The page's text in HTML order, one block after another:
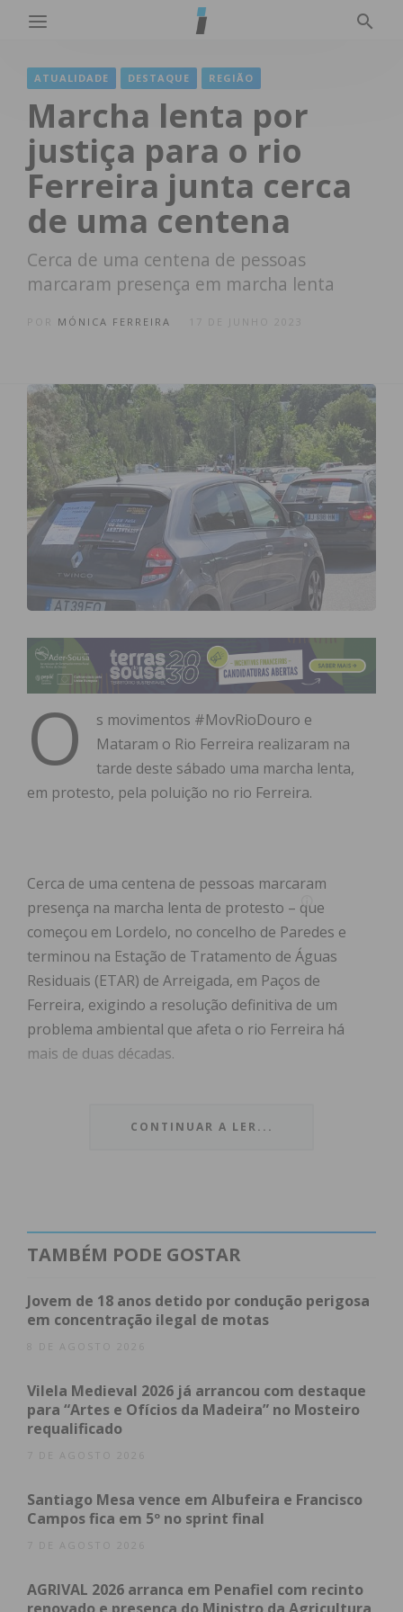
ATUALIDADE DESTAQUE REGIÃO
Marcha lenta por
justiça para o rio
Ferreira junta cerca
de uma centena
Cerca de uma centena de pessoas
marcaram presença em marcha lenta
MÓNICA FERREIRA 17 DE JUNHO 2023
O
s movimentos #MovRioDouro e
Mataram o Rio Ferreira realizaram na
tarde deste sábado uma marcha lenta,
em protesto, pela poluição no rio Ferreira.
Cerca de uma centena de pessoas marcaram
presença na marcha lenta de protesto – que
começou em Lordelo, no concelho de Paredes e
terminou na Estação de Tratamento de Águas
Residuais (ETAR) de Arreigada, em Paços de
Ferreira, exigindo a resolução definitiva de um
problema ambiental que afeta o rio Ferreira há
mais de duas décadas.
anos a mais a sofrer com esta situação que é
O problema arrasta-se há anos e segundo Nadine
Gonçalves, “as descargas na ETAR, neste momento,
são contínuas, temos o esgoto diariamente a ser
enviado para o rio sem tratamento. E por isso
neste rio não há vida”, garantiu, pedindo
equipamento que, após ter sido alvo de
requalificação, reduziu para metade a sua
capacidade de tratamento, estando atualmente a
tratamento”, lamentou.
Paços de Ferreira e da Agência Portuguesa do
Ambiente, Nadine Gonçalves espera que com a
CONTINUAR A LER...
TAMBÉM PODE GOSTAR
Jovem de 18 anos detido por condução perigosa
em concentração ilegal de motas
8 DE AGOSTO 2026
Vilela Medieval 2026 já arrancou com destaque
para “Artes e Ofícios da Madeira” no Mosteiro
requalificado
7 DE AGOSTO 2026
Santiago Mesa vence em Albufeira e Francisco
Campos fica em 5º no sprint final
7 DE AGOSTO 2026
AGRIVAL 2026 arranca em Penafiel com recinto